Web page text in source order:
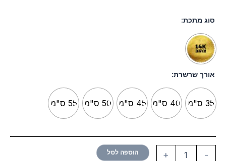
סוג מתכת:
אורך שרשרת:
35 ס"מ 40 ס"מ 45 ס"מ 50 ס"מ 55 ס"מ
-
+ הוספה לסל